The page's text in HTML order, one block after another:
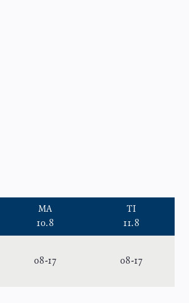
MA
10.8
TI
11.8
08-17 08-17